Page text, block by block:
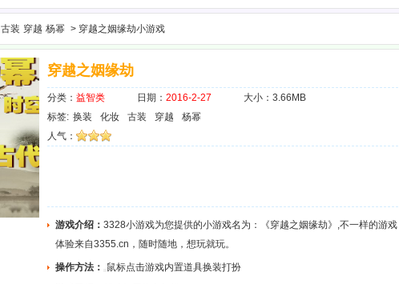
古装 穿越 杨幂 > 穿越之姻缘劫小游戏
穿越之姻缘劫
分类： 益智类 日期： 2016-2-27
大小：3.66MB
标签: 换装 化妆 古装 穿越
杨幂
人气：
游戏介绍： 3328小游戏为您提供的小游戏名为：《穿越之姻缘劫》,不一样的游戏
体验来自3355.cn，随时随地，想玩就玩。
操作方法： 鼠标点击游戏内置道具换装打扮